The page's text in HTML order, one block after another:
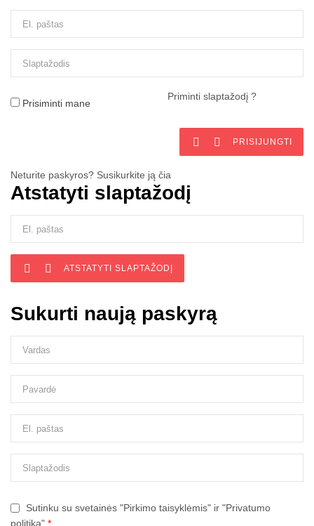
Prisiminti mane
Priminti slaptažodį ?
  PRISIJUNGTI
Neturite paskyros? Susikurkite ją čia
Atstatyti slaptažodį
  ATSTATYTI SLAPTAŽODĮ
Sukurti naują paskyrą
Sutinku su svetainės "Pirkimo taisyklėmis" ir "Privatumo
politika" *